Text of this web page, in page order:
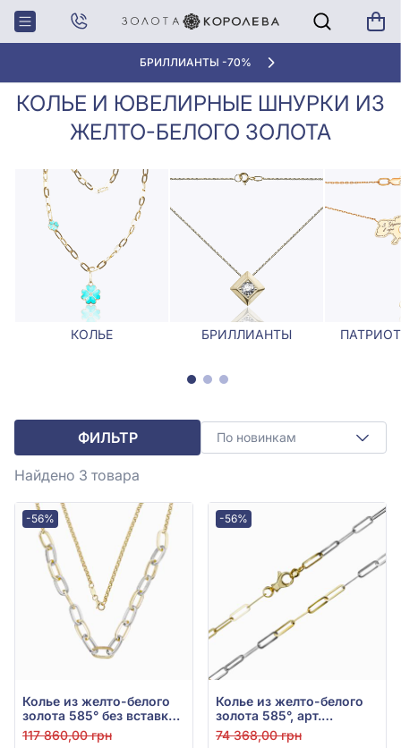
БРИЛЛИАНТЫ -70%
Главная
Колье,
Ювелирные
Колье и ювелирные шнурки из
КОЛЬЕ И ЮВЕЛИРНЫЕ ШНУРКИ ИЗ
ЖЕЛТО-БЕЛОГО ЗОЛОТА
КОЛЬЕ БРИЛЛИАНТЫ
ФИЛЬТР По новинкам
Найдено 3 товара
-56%
Колье из желто-белого
золота 585° без вставки,
арт. 1010047ж
117 860,00 грн
-56%
Колье из желто-белого
золота 585°, арт.
1010045бж
74 368,00 грн